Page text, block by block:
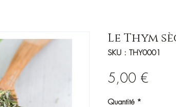
Le Thym
SKU : THY0001
5,00 €
Quantité *